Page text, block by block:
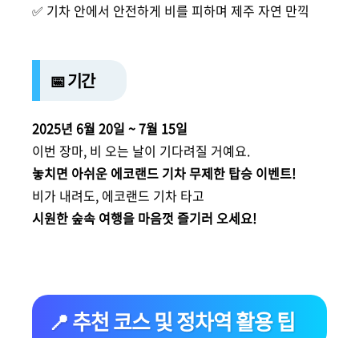
✅ 기차 안에서 안전하게 비를 피하며 제주 자연 만끽
📅 기간
2025년 6월 20일 ~ 7월 15일
이번 장마, 비 오는 날이 기다려질 거예요.
놓치면 아쉬운 에코랜드 기차 무제한 탑승 이벤트!
비가 내려도, 에코랜드 기차 타고
시원한 숲속 여행을 마음껏 즐기러 오세요!
📍 추천 코스 및 정차역 활용 팁